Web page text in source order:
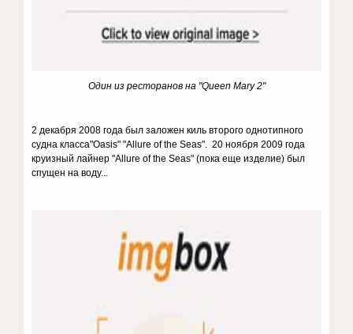
Один из ресторанов на "Queen Mary 2"
2 декабря 2008 года был заложен киль второго однотипного
судна класса"Oasis" "Allure of the Seas". 20 ноября 2009 года
круизный лайнер "Allure of the Seas" (пока еще изделие) был
спущен на воду...